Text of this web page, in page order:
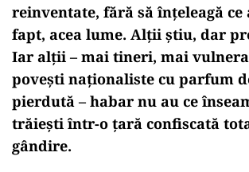
reinventate, fără să înțeleagă ce
fapt, acea lume. Alții știu, dar
Iar alții – mai tineri, mai
povești naționaliste cu parfum
pierdută – habar nu au ce
trăiești într-o țară confiscată
gândire.